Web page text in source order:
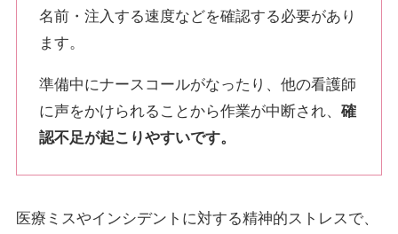
名前・注入する速度などを確認する必要があり
ます。
準備中にナースコールがなったり、他の看護師
に声をかけられることから作業が中断され、確
認不足が起こりやすいです。
医療ミスやインシデントに対する精神的ストレスで、